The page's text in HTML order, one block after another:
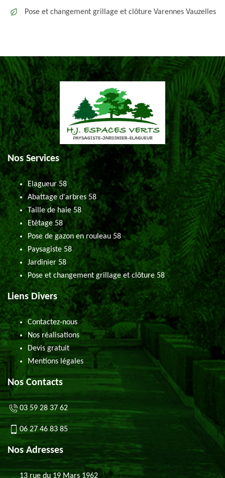
Pose et changement grillage et clôture Varennes Vauzelles
Nos Services
Elagueur 58
Abattage d'arbres 58
Taille de haie 58
Etêtage 58
Pose de gazon en rouleau 58
Paysagiste 58
Jardinier 58
Pose et changement grillage et clôture 58
Liens Divers
Contactez-nous
Nos réalisations
Devis gratuit
Mentions légales
Nos Contacts
03 59 28 37 62
06 27 46 83 85
Nos Adresses
13 rue du 19 Mars 1962